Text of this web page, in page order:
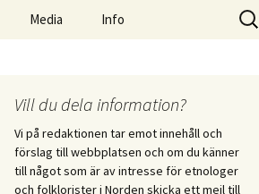
vid
Media
Streamat
Bloggar
Sociala medier
Info
Kontakt
Skicka in innehåll
Sök
efter:
Vill du dela information?
Vi på redaktionen tar emot innehåll och
förslag till webbplatsen och om du känner
till något som är av intresse för etnologer
och folklorister i Norden skicka ett mejl till